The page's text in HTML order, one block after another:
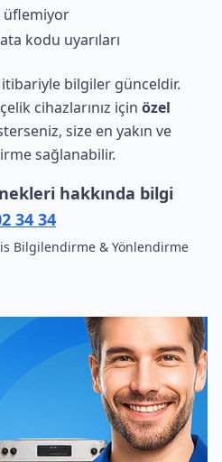
üflemiyor
kodu uyarıları
bilgiler günceldir.
cihazlarınız için özel
size en yakın ve
sağlanabilir.
hakkında bilgi
34 34
Bilgilendirme & Yönlendirme